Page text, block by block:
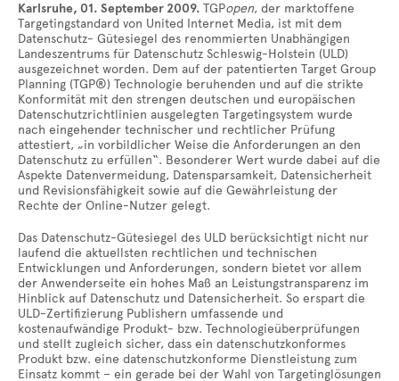
Karlsruhe, 01. September 2009. TGPopen, der marktoffene
Targetingstandard von United Internet Media, ist mit dem
Datenschutz- Gütesiegel des renommierten Unabhängigen
Landeszentrums für Datenschutz Schleswig-Holstein (ULD)
ausgezeichnet worden. Dem auf der patentierten Target Group
Planning (TGP®) Technologie beruhenden und auf die strikte
Konformität mit den strengen deutschen und europäischen
Datenschutzrichtlinien ausgelegten Targetingsystem wurde
nach eingehender technischer und rechtlicher Prüfung
attestiert, „in vorbildlicher Weise die Anforderungen an den
Datenschutz zu erfüllen“. Besonderer Wert wurde dabei auf die
Aspekte Datenvermeidung, Datensparsamkeit, Datensicherheit
und Revisionsfähigkeit sowie auf die Gewährleistung der
Rechte der Online-Nutzer gelegt.
Das Datenschutz-Gütesiegel des ULD berücksichtigt nicht nur
laufend die aktuellsten rechtlichen und technischen
Entwicklungen und Anforderungen, sondern bietet vor allem
der Anwenderseite ein hohes Maß an Leistungstransparenz im
Hinblick auf Datenschutz und Datensicherheit. So erspart die
ULD-Zertifizierung Publishern umfassende und
kostenaufwändige Produkt- bzw. Technologieüberprüfungen
und stellt zugleich sicher, dass ein datenschutzkonformes
Produkt bzw. eine datenschutzkonforme Dienstleistung zum
Einsatz kommt – ein gerade bei der Wahl von Targetinglösungen